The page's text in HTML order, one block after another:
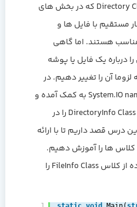
کلاس های File Class و Directory Class که در بخش های
مستقیم با فایل ها و
هستند. اما گاهی
را درباره یک فایل یا پوشه
آن را تغییر دهیم. در
این گونه موارد نیز System.IO namespace به کمک آمده و
کلاس های FileInfo Class و DirectoryInfo Class را در
درس قصد داریم تا با ارائه
کلاس ها را آموزش دهیم.
در کد مثال زیر، نحوه استفاده از کلاس FileInfo Class را